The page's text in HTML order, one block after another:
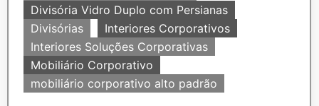
Divisória Vidro Duplo com Persianas
Divisórias
Interiores Corporativos
Interiores Soluções Corporativas
Mobiliário Corporativo
mobiliário corporativo alto padrão